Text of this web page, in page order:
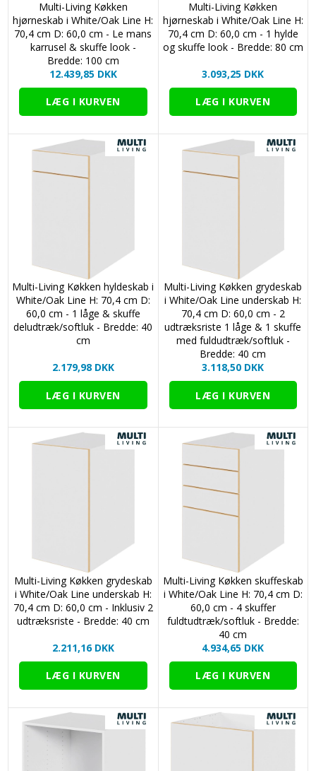
Multi-Living Køkken
hjørneskab i White/Oak Line H:
70,4 cm D: 60,0 cm - Le mans
karrusel & skuffe look -
Bredde: 100 cm
12.439,85 DKK
Multi-Living Køkken
hjørneskab i White/Oak Line H:
70,4 cm D: 60,0 cm - 1 hylde
og skuffe look - Bredde: 80 cm
3.093,25 DKK
Multi-Living Køkken hyldeskab i
White/Oak Line H: 70,4 cm D:
60,0 cm - 1 låge & skuffe
deludtræk/softluk - Bredde: 40
cm
2.179,98 DKK
Multi-Living Køkken grydeskab
i White/Oak Line underskab H:
70,4 cm D: 60,0 cm - 2
udtræksriste 1 låge & 1 skuffe
med fuldudtræk/softluk -
Bredde: 40 cm
3.118,50 DKK
Multi-Living Køkken grydeskab
i White/Oak Line underskab H:
70,4 cm D: 60,0 cm - Inklusiv 2
udtræksriste - Bredde: 40 cm
2.211,16 DKK
Multi-Living Køkken skuffeskab
i White/Oak Line H: 70,4 cm D:
60,0 cm - 4 skuffer
fuldtudtræk/softluk - Bredde:
40 cm
4.934,65 DKK